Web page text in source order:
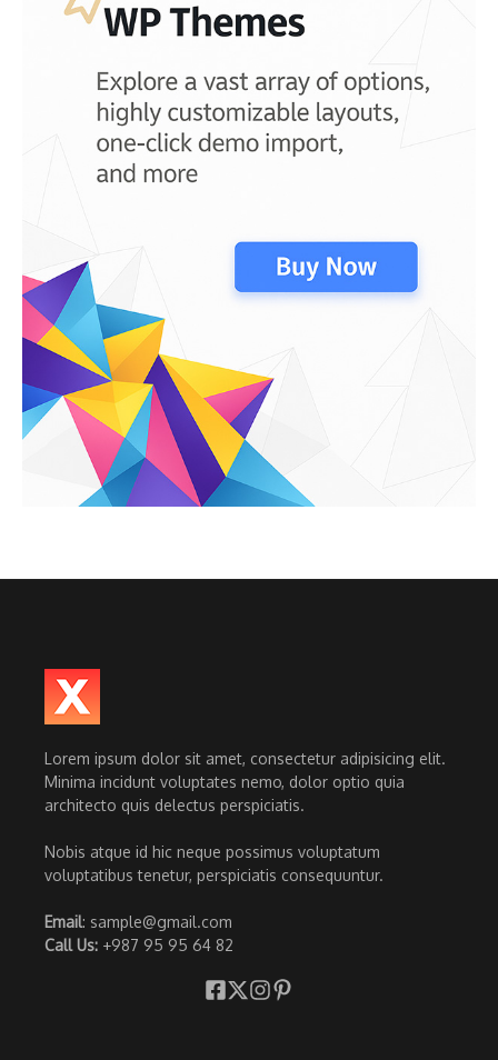
Lorem ipsum dolor sit amet, consectetur adipisicing elit.
Minima incidunt voluptates nemo, dolor optio quia
architecto quis delectus perspiciatis.
Nobis atque id hic neque possimus voluptatum
voluptatibus tenetur, perspiciatis consequuntur.
Email: sample@gmail.com
Call Us: +987 95 95 64 82